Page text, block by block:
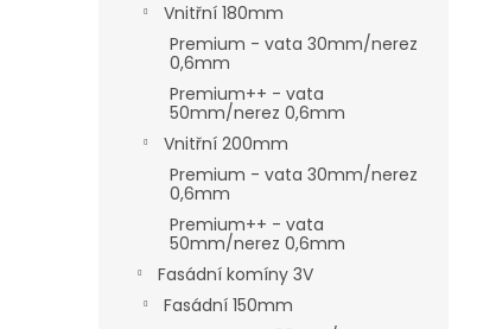
Vnitřní 180mm
Premium - vata 30mm/nerez
0,6mm
Premium++ - vata
50mm/nerez 0,6mm
Vnitřní 200mm
Premium - vata 30mm/nerez
0,6mm
Premium++ - vata
50mm/nerez 0,6mm
Fasádní komíny 3V
Fasádní 150mm